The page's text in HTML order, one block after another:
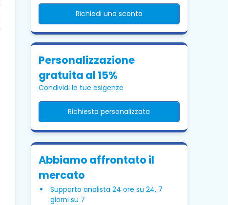
Richiedi uno sconto
Personalizzazione
gratuita al 15%
Condividi le tue esigenze
Richiesta personalizzata
Abbiamo affrontato il
mercato
Supporto analista 24 ore su 24, 7
giorni su 7